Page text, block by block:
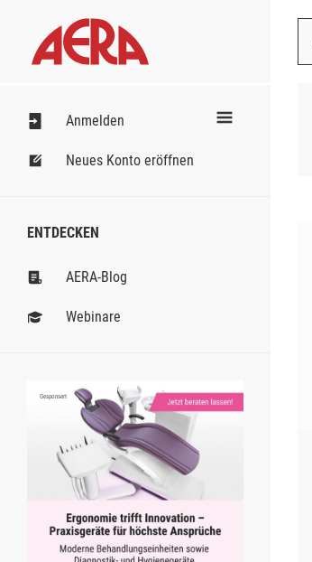
Anmelden
Neues Konto eröffnen
ENTDECKEN
AERA-Blog
Webinare
Gesponsert